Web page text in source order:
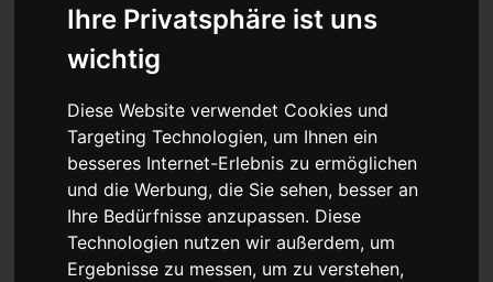
Ihre Privatsphäre ist uns
wichtig
Diese Website verwendet Cookies und
Targeting Technologien, um Ihnen ein
besseres Internet-Erlebnis zu ermöglichen
und die Werbung, die Sie sehen, besser an
Ihre Bedürfnisse anzupassen. Diese
Technologien nutzen wir außerdem, um
Ergebnisse zu messen, um zu verstehen,
Balogun-Sperre, Trump-
Anruf, Infantino: Die FIFA
im Zentrum neuer
Vertrauensfragen